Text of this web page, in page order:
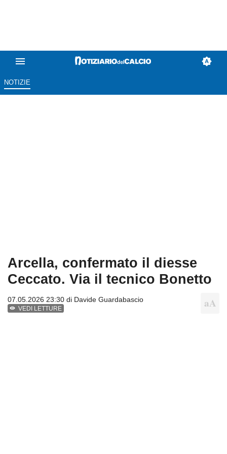
NOTIZIE
Arcella, confermato il diesse
Ceccato. Via il tecnico Bonetto
07.05.2026 23:30 di Davide Guardabascio
VEDI LETTURE